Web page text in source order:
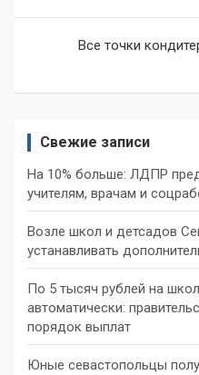
записям
Все точки
Свежие записи
На 10% больше: ЛДПР
учителям, врачам и
Возле школ и детсадов
устанавливать
По 5 тысяч рублей на
автоматически:
порядок выплат
Юные севастопольцы